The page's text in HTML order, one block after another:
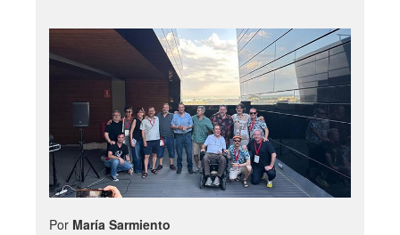
Por María Sarmiento